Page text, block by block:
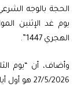
الحجة بالوجه
الهجري 1447”.
27/5/2026 هو أول أيام عيد الأضحى المبارك “.